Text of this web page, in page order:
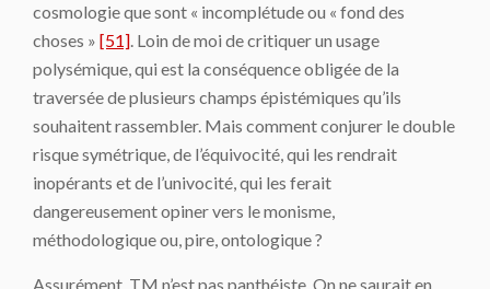
cosmologie que sont « incomplétude ou « fond des
choses » [51]. Loin de moi de critiquer un usage
polysémique, qui est la conséquence obligée de la
traversée de plusieurs champs épistémiques qu’ils
souhaitent rassembler. Mais comment conjurer le double
risque symétrique, de l’équivocité, qui les rendrait
inopérants et de l’univocité, qui les ferait
dangereusement opiner vers le monisme,
méthodologique ou, pire, ontologique ?
Assurément, TM n’est pas panthéiste. On ne saurait en